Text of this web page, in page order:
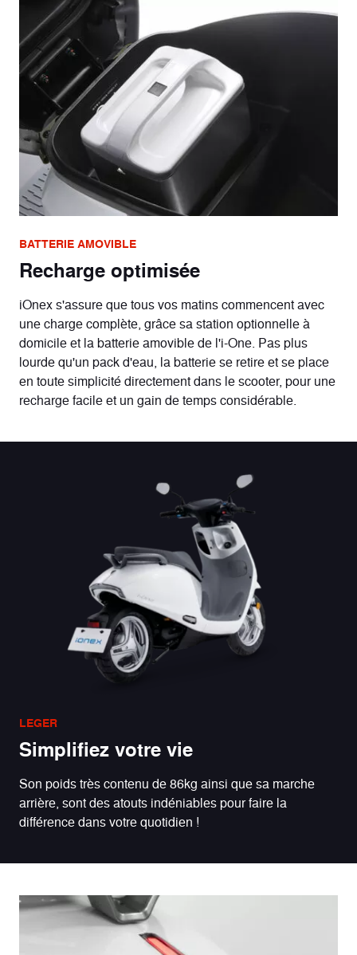
BATTERIE AMOVIBLE
Recharge optimisée
iOnex s'assure que tous vos matins commencent avec
une charge complète, grâce sa station optionnelle à
domicile et la batterie amovible de l'i-One. Pas plus
lourde qu'un pack d'eau, la batterie se retire et se place
en toute simplicité directement dans le scooter, pour une
recharge facile et un gain de temps considérable.
LEGER
Simplifiez votre vie
Son poids très contenu de 86kg ainsi que sa marche
arrière, sont des atouts indéniables pour faire la
différence dans votre quotidien !